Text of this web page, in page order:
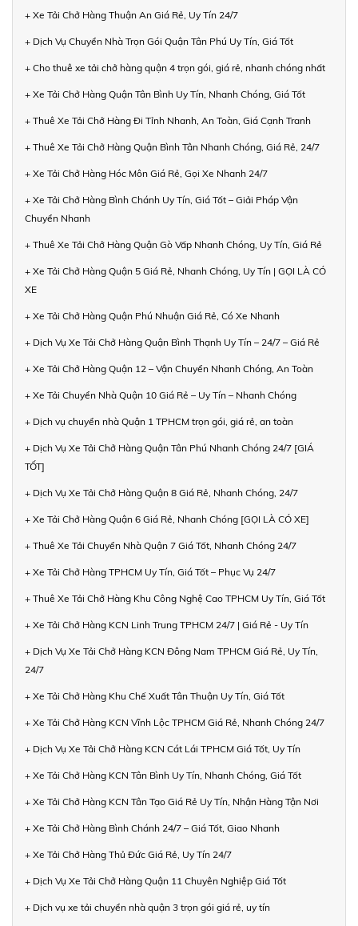
+ Xe Tải Chở Hàng Thuận An Giá Rẻ, Uy Tín 24/7
+ Dịch Vụ Chuyển Nhà Trọn Gói Quận Tân Phú Uy Tín, Giá Tốt
+ Cho thuê xe tải chở hàng quận 4 trọn gói, giá rẻ, nhanh chóng nhất
+ Xe Tải Chở Hàng Quận Tân Bình Uy Tín, Nhanh Chóng, Giá Tốt
+ Thuê Xe Tải Chở Hàng Đi Tỉnh Nhanh, An Toàn, Giá Cạnh Tranh
+ Thuê Xe Tải Chở Hàng Quận Bình Tân Nhanh Chóng, Giá Rẻ, 24/7
+ Xe Tải Chở Hàng Hóc Môn Giá Rẻ, Gọi Xe Nhanh 24/7
+ Xe Tải Chở Hàng Bình Chánh Uy Tín, Giá Tốt – Giải Pháp Vận
Chuyển Nhanh
+ Thuê Xe Tải Chở Hàng Quận Gò Vấp Nhanh Chóng, Uy Tín, Giá Rẻ
+ Xe Tải Chở Hàng Quận 5 Giá Rẻ, Nhanh Chóng, Uy Tín | GỌI LÀ CÓ
XE
+ Xe Tải Chở Hàng Quận Phú Nhuận Giá Rẻ, Có Xe Nhanh
+ Dịch Vụ Xe Tải Chở Hàng Quận Bình Thạnh Uy Tín – 24/7 – Giá Rẻ
+ Xe Tải Chở Hàng Quận 12 – Vận Chuyển Nhanh Chóng, An Toàn
+ Xe Tải Chuyển Nhà Quận 10 Giá Rẻ – Uy Tín – Nhanh Chóng
+ Dịch vụ chuyển nhà Quận 1 TPHCM trọn gói, giá rẻ, an toàn
+ Dịch Vụ Xe Tải Chở Hàng Quận Tân Phú Nhanh Chóng 24/7 [GIÁ
TỐT]
+ Dịch Vụ Xe Tải Chở Hàng Quận 8 Giá Rẻ, Nhanh Chóng, 24/7
+ Xe Tải Chở Hàng Quận 6 Giá Rẻ, Nhanh Chóng [GỌI LÀ CÓ XE]
+ Thuê Xe Tải Chuyển Nhà Quận 7 Giá Tốt, Nhanh Chóng 24/7
+ Xe Tải Chở Hàng TPHCM Uy Tín, Giá Tốt – Phục Vụ 24/7
+ Thuê Xe Tải Chở Hàng Khu Công Nghệ Cao TPHCM Uy Tín, Giá Tốt
+ Xe Tải Chở Hàng KCN Linh Trung TPHCM 24/7 | Giá Rẻ - Uy Tín
+ Dịch Vụ Xe Tải Chở Hàng KCN Đông Nam TPHCM Giá Rẻ, Uy Tín,
24/7
+ Xe Tải Chở Hàng Khu Chế Xuất Tân Thuận Uy Tín, Giá Tốt
+ Xe Tải Chở Hàng KCN Vĩnh Lộc TPHCM Giá Rẻ, Nhanh Chóng 24/7
+ Dịch Vụ Xe Tải Chở Hàng KCN Cát Lái TPHCM Giá Tốt, Uy Tín
+ Xe Tải Chở Hàng KCN Tân Bình Uy Tín, Nhanh Chóng, Giá Tốt
+ Xe Tải Chở Hàng KCN Tân Tạo Giá Rẻ Uy Tín, Nhận Hàng Tận Nơi
+ Xe Tải Chở Hàng Bình Chánh 24/7 – Giá Tốt, Giao Nhanh
+ Xe Tải Chở Hàng Thủ Đức Giá Rẻ, Uy Tín 24/7
+ Dịch Vụ Xe Tải Chở Hàng Quận 11 Chuyên Nghiệp Giá Tốt
+ Dịch vụ xe tải chuyển nhà quận 3 trọn gói giá rẻ, uy tín